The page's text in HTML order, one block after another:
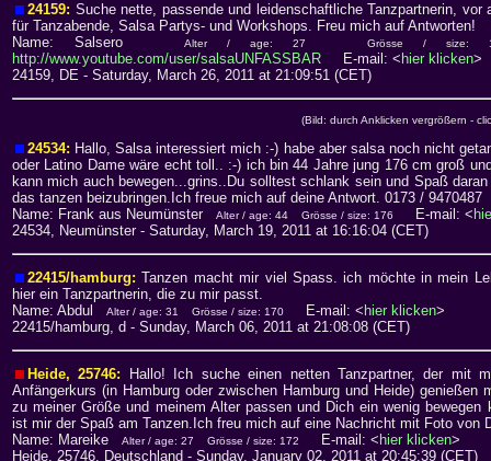
24159: Suche nette, passende und leidenschaftliche Tanzpartnerin, vor
für Tanzabende, Salsa Partys- und Workshops. Freu mich auf Antworten!
Name: SalseroAlter / age: 27 Grösse / size:
http://www.youtube.com/user/salsaUNFASSBAR E-mail: < hier klicken>
24159, DE - Saturday, March 26, 2011 at 21:09:51 (CET)
(Bild: durch Anklicken vergrößern -
24534: Hallo, Salsa interessiert mich :-) habe aber salsa noch nicht
oder Latino Dame wäre echt toll.. :-) ich bin 44 Jahre jung 176 cm groß
kann mich auch bewegen...grins..Du solltest schlank sein und Spaß
das tanzen beizubringen.Ich freue mich auf deine Antwort. 0173 / 9470487
Name: Frank aus Neumünster
Alter / age: 44 Grösse / size: 176 E-mail: <
24534, Neumünster- Saturday, March 19, 2011 at 16:16:04 (CET)
22415/hamburg:Tanzen macht mir viel Spass. ich möchte in mein
hier ein Tanzpartnerin, die zu mir passt.
Name: Abdul
Alter / age: 31 Grösse / size: 170 E-mail: < hier klicken>
22415/hamburg, d - Sunday, March 06, 2011 at 21:08:08 (CET)
Heide, 25746:
Hallo! Ich suche einen netten Tanzpartner, der mit
Anfängerkurs (in Hamburg oder zwischen Hamburg und Heide) genießen
zu meiner Größe und meinem Alter passen und Dich ein wenig bewegen
ist mir der Spaß am Tanzen.Ich freu mich auf eine Nachricht mit Foto von
Name: Mareike
Alter / age: 27 Grösse / size: 172 E-mail: < hier klicken>
Heide, 25746, Deutschland - Sunday, January 02, 2011 at 20:45:39 (CET)